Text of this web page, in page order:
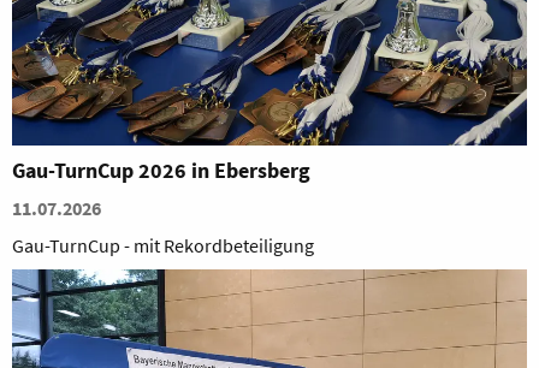
Gau-TurnCup 2026 in Ebersberg
11.07.2026
Gau-TurnCup - mit Rekordbeteiligung